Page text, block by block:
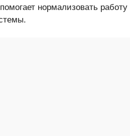
нормализовать работу